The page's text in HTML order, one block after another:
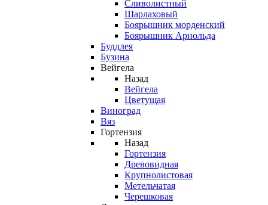
Сливолистный
Шарлаховый
Боярышник морденский
Боярышник Арнольда
Буддлея
Бузина
Вейгела
Назад
Вейгела
Цветущая
Виноград
Вяз
Гортензия
Назад
Гортензия
Древовидная
Крупнолистовая
Метельчатая
Черешковая